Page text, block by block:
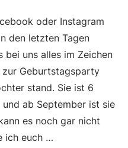
oder Instagram
den letzten Tagen
bei uns alles im Zeichen
Geburtstagsparty
stand. Sie ist 6
ab September ist sie
es noch gar nicht
ich euch …